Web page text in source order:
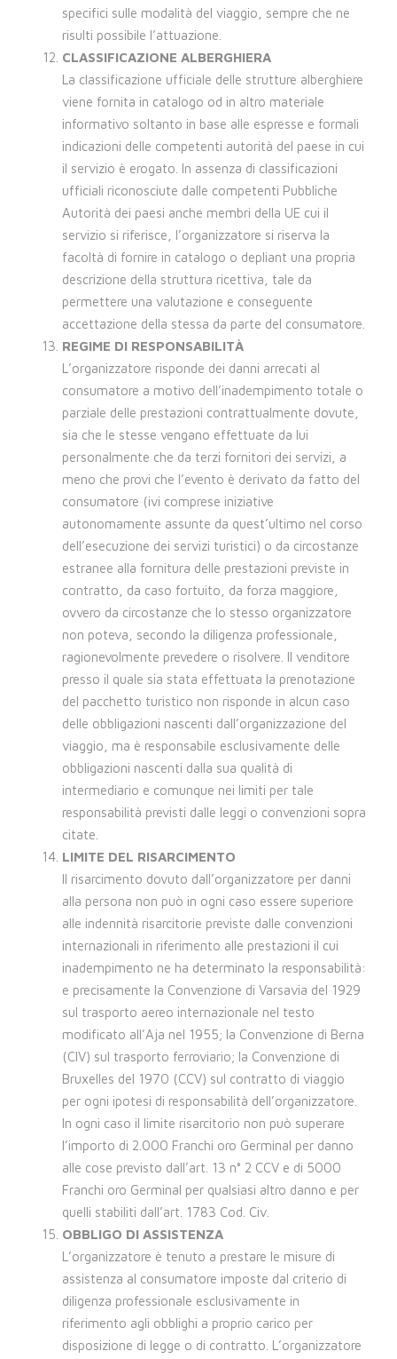
specifici sulle modalità del viaggio, sempre che ne
risulti possibile l’attuazione.
CLASSIFICAZIONE ALBERGHIERA
La classificazione ufficiale delle strutture alberghiere
viene fornita in catalogo od in altro materiale
informativo soltanto in base alle espresse e formali
indicazioni delle competenti autorità del paese in cui
il servizio è erogato. In assenza di classificazioni
ufficiali riconosciute dalle competenti Pubbliche
Autorità dei paesi anche membri della UE cui il
servizio si riferisce, l’organizzatore si riserva la
facoltà di fornire in catalogo o depliant una propria
descrizione della struttura ricettiva, tale da
permettere una valutazione e conseguente
accettazione della stessa da parte del consumatore.
REGIME DI RESPONSABILITÀ
L’organizzatore risponde dei danni arrecati al
consumatore a motivo dell’inadempimento totale o
parziale delle prestazioni contrattualmente dovute,
sia che le stesse vengano effettuate da lui
personalmente che da terzi fornitori dei servizi, a
meno che provi che l’evento è derivato da fatto del
consumatore (ivi comprese iniziative
autonomamente assunte da quest’ultimo nel corso
dell’esecuzione dei servizi turistici) o da circostanze
estranee alla fornitura delle prestazioni previste in
contratto, da caso fortuito, da forza maggiore,
ovvero da circostanze che lo stesso organizzatore
non poteva, secondo la diligenza professionale,
ragionevolmente prevedere o risolvere. Il venditore
presso il quale sia stata effettuata la prenotazione
del pacchetto turistico non risponde in alcun caso
delle obbligazioni nascenti dall’organizzazione del
viaggio, ma è responsabile esclusivamente delle
obbligazioni nascenti dalla sua qualità di
intermediario e comunque nei limiti per tale
responsabilità previsti dalle leggi o convenzioni sopra
citate.
LIMITE DEL RISARCIMENTO
Il risarcimento dovuto dall’organizzatore per danni
alla persona non può in ogni caso essere superiore
alle indennità risarcitorie previste dalle convenzioni
internazionali in riferimento alle prestazioni il cui
inadempimento ne ha determinato la responsabilità:
e precisamente la Convenzione di Varsavia del 1929
sul trasporto aereo internazionale nel testo
modificato all’Aja nel 1955; la Convenzione di Berna
(CIV) sul trasporto ferroviario; la Convenzione di
Bruxelles del 1970 (CCV) sul contratto di viaggio
per ogni ipotesi di responsabilità dell’organizzatore.
In ogni caso il limite risarcitorio non può superare
l’importo di 2.000 Franchi oro Germinal per danno
alle cose previsto dall’art. 13 n° 2 CCV e di 5000
Franchi oro Germinal per qualsiasi altro danno e per
quelli stabiliti dall’art. 1783 Cod. Civ.
OBBLIGO DI ASSISTENZA
L’organizzatore è tenuto a prestare le misure di
assistenza al consumatore imposte dal criterio di
diligenza professionale esclusivamente in
riferimento agli obblighi a proprio carico per
disposizione di legge o di contratto. L’organizzatore